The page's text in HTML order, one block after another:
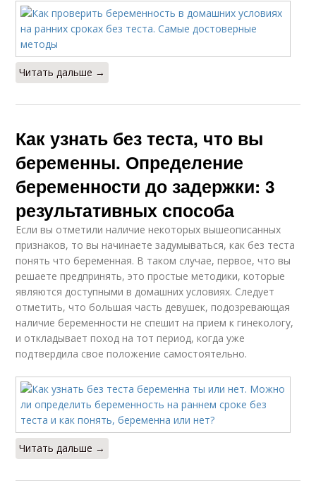
Читать дальше →
Как узнать без теста, что вы
беременны. Определение
беременности до задержки: 3
результативных способа
Если вы отметили наличие некоторых вышеописанных
признаков, то вы начинаете задумываться, как без теста
понять что беременная. В таком случае, первое, что вы
решаете предпринять, это простые методики, которые
являются доступными в домашних условиях. Следует
отметить, что большая часть девушек, подозревающая
наличие беременности не спешит на прием к гинекологу,
и откладывает поход на тот период, когда уже
подтвердила свое положение самостоятельно.
Читать дальше →